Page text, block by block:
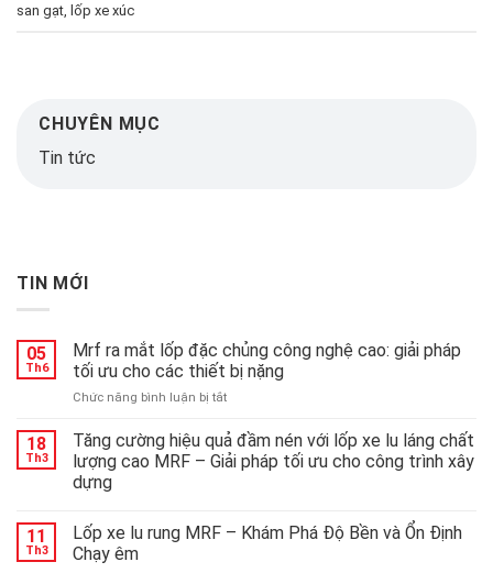
CHUYÊN MỤC
Tin tức
TIN MỚI
05
Th6
Mrf ra mắt lốp đặc chủng công nghệ cao: giải pháp
tối ưu cho các thiết bị nặng
Chức năng bình luận bị tắtở
ra
mắt
lốp
công
18
Th3
Tăng cường hiệu quả đầm nén với lốp xe lu láng chất
lượng cao MRF – Giải pháp tối ưu cho công trình xây
dựng
11
Th3
Lốp xe lu rung MRF – Khám Phá Độ Bền và Ổn Định
Chạy êm
san gạt lốp xe xúc